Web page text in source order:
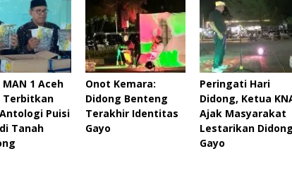
MAN 1 Aceh
Terbitkan
Puisi
Tanah
Onot Kemara:
Didong Benteng
Terakhir Identitas
Gayo
Peringati Hari
Didong, Ketua
Ajak Masyarakat
Lestarikan
Gayo